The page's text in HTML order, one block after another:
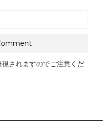
されますのでご注意くだ